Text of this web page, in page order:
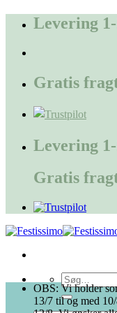
FortsætLevering
Gratis
Levering
Gratis
Søg
efter:
OBS: Vi holder
13/7 til og med